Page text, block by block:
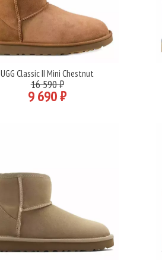
Подробнее
UGG Classic II Mini Chestnut
16 590 ₽
9 690 ₽